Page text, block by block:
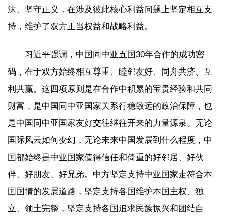
沫、坚守正义，在涉及彼此核心利益问题上坚定相互支
持，维护了双方正当权益和战略利益。
习近平强调，中国同中亚五国30年合作的成功密
码，在于双方始终相互尊重、睦邻友好、同舟共济、互
利共赢。这四项原则是在合作中积累的宝贵经验和共同
财富，是中国同中亚国家关系行稳致远的政治保障，也
是中国同中亚国家友好交往继往开来的力量源泉。无论
国际风云如何变幻，无论未来中国发展到什么程度，中
国都始终是中亚国家值得信任和倚重的好邻居、好伙
伴、好朋友、好兄弟。中方坚定支持中亚国家走符合本
国国情的发展道路，坚定支持各国维护本国主权、独
立、领土完整，坚定支持各国追求民族振兴和团结自